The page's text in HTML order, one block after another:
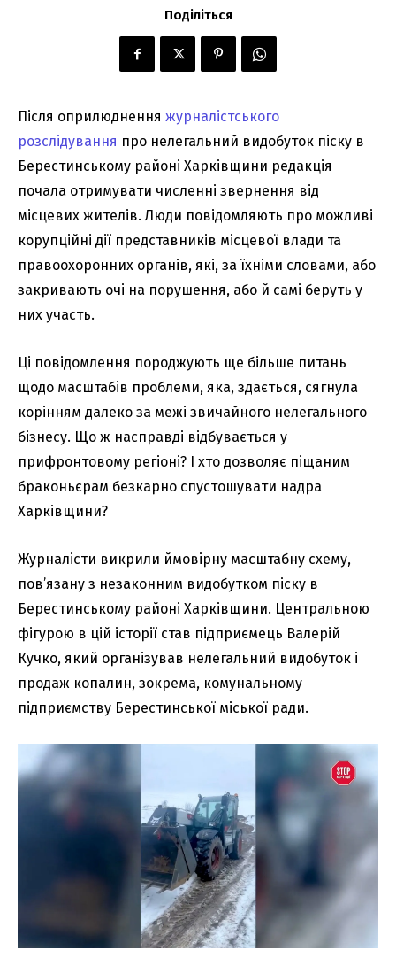
Поділіться
Після оприлюднення журналістського
розслідування про нелегальний видобуток піску в
Берестинському районі Харківщини редакція
почала отримувати численні звернення від
місцевих жителів. Люди повідомляють про можливі
корупційні дії представників місцевої влади та
правоохоронних органів, які, за їхніми словами, або
закривають очі на порушення, або й самі беруть у
них участь.
Ці повідомлення породжують ще більше питань
щодо масштабів проблеми, яка, здається, сягнула
корінням далеко за межі звичайного нелегального
бізнесу. Що ж насправді відбувається у
прифронтовому регіоні? І хто дозволяє піщаним
браконьєрам безкарно спустошувати надра
Харківщини?
Журналісти викрили ймовірну масштабну схему,
пов’язану з незаконним видобутком піску в
Берестинському районі Харківщини. Центральною
фігурою в цій історії став підприємець Валерій
Кучко, який організував нелегальний видобуток і
продаж копалин, зокрема, комунальному
підприємству Берестинської міської ради.